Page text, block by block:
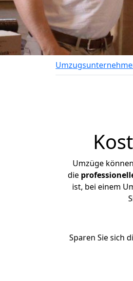
Umzüge
die
ist, bei einem
Sparen Sie sich